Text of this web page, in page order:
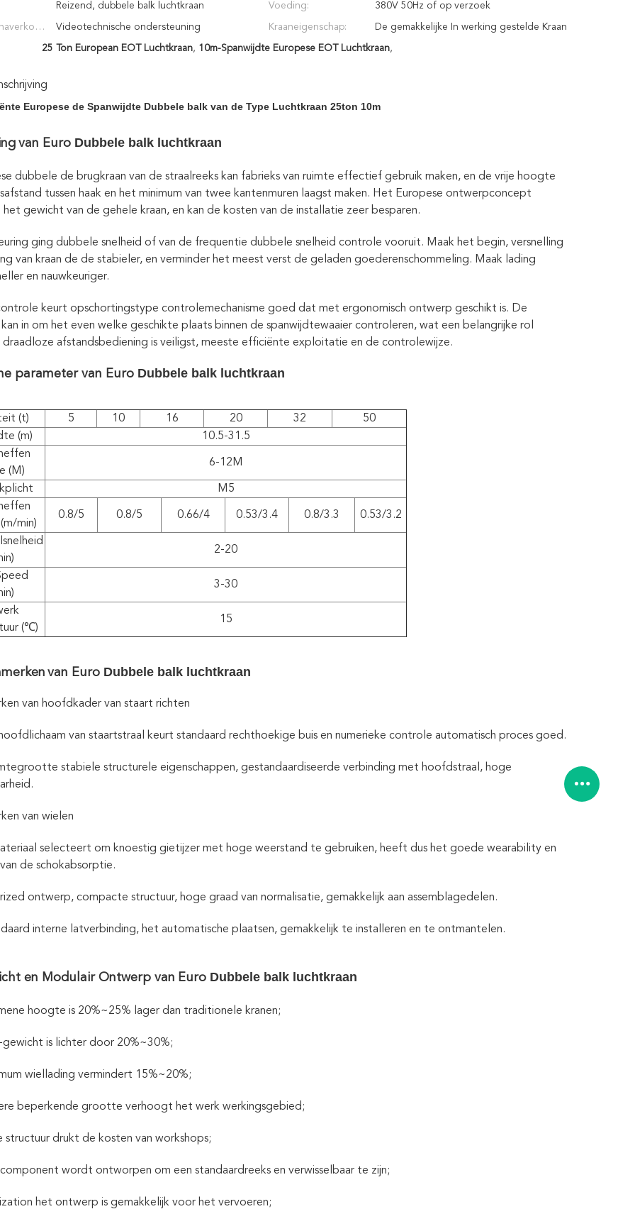
Reizend, dubbele balk luchtkraan Voeding: 380V 50Hz of op verzoek
Videotechnische ondersteuning Kraaneigenschap: De gemakkelijke In werking gestelde Kraan
van de Balkbrug
25 Ton European EOT Luchtkraan, 10m-Spanwijdte Europese EOT Luchtkraan,
Europese de Spanwijdte Dubbele balk van de Type Luchtkraan 25ton 10m
van Euro Dubbele balk luchtkraan
dubbele de brugkraan van de straalreeks kan fabrieks van ruimte effectief gebruik maken, en de vrije hoogte
tussen haak en het minimum van twee kantenmuren laagst maken. Het Europese ontwerpconcept
gewicht van de gehele kraan, en kan de kosten van de installatie zeer besparen.
ging dubbele snelheid of van de frequentie dubbele snelheid controle vooruit. Maak het begin, versnelling
van kraan de de stabieler, en verminder het meest verst de geladen goederenschommeling. Maak lading
en nauwkeuriger.
keurt opschortingstype controlemechanisme goed dat met ergonomisch ontwerp geschikt is. De
in om het even welke geschikte plaats binnen de spanwijdtewaaier controleren, wat een belangrijke rol
draadloze afstandsbediening is veiligst, meeste efficiënte exploitatie en de controlewijze.
parameter van Euro Dubbele balk luchtkraan
(t) 5 10 16 20 32
50
(m)
10.5-31.5
(M)
6-12M
M5
min)
0.8/5 0.8/5 0.66/4 0.53/3.4 0.8/3.3 0.53/3.2
2-20
3-30
(℃)
15
van Euro Dubbele balk luchtkraan
van hoofdkader van staart richten
van staartstraal keurt standaard rechthoekige buis en numerieke controle automatisch proces goed.
stabiele structurele eigenschappen, gestandaardiseerde verbinding met hoofdstraal, hoge
van wielen
selecteert om knoestig gietijzer met hoge weerstand te gebruiken, heeft dus het goede wearability en
de schokabsorptie.
ontwerp, compacte structuur, hoge graad van normalisatie, gemakkelijk aan assemblagedelen.
interne latverbinding, het automatische plaatsen, gemakkelijk te installeren en te ontmantelen.
en Modulair Ontwerp van Euro Dubbele balk luchtkraan
hoogte is 20%~25% lager dan traditionele kranen;
is lichter door 20%~30%;
wiellading vermindert 15%~20%;
beperkende grootte verhoogt het werk werkingsgebied;
structuur drukt de kosten van workshops;
wordt ontworpen om een standaardreeks en verwisselbaar te zijn;
het ontwerp is gemakkelijk voor het vervoeren;